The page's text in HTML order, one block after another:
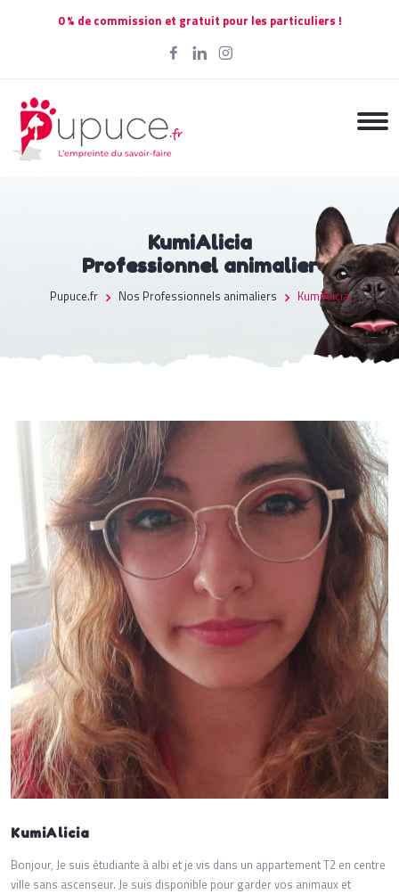
0 % de commission et gratuit pour les particuliers !
KumiAlicia
Professionnel animalier
Pupuce.fr Nos Professionnels animaliers KumiAlicia
KumiAlicia
Bonjour, Je suis étudiante à albi et je vis dans un appartement T2 en centre
ville sans ascenseur. Je suis disponible pour garder vos animaux et